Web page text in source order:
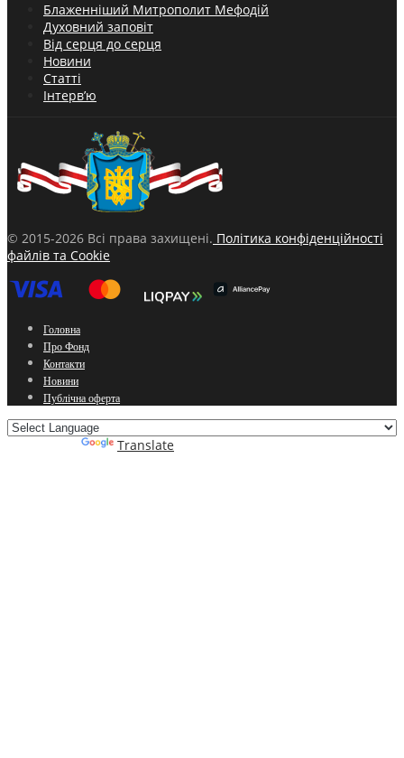
Блаженніший Митрополит Мефодій
Духовний заповіт
Від серця до серця
Новини
Статті
Інтерв’ю
© 2015-2026 Всі права захищені. Політика конфіденційності
файлів та Cookie
Головна
Про Фонд
Контакти
Новини
Публічна оферта
Translate